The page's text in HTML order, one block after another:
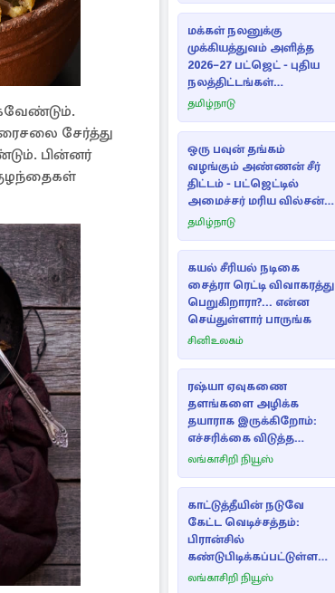
சேர்த்து
பின்னர்
மக்கள் நலனுக்கு
முக்கியத்துவம் அளித்த
2026–27 பட்ஜெட் - புதிய
நலத்திட்டங்கள்
என்னென்ன?
தமிழ்நாடு
ஒரு பவுன் தங்கம்
வழங்கும் அண்ணன் சீர்
திட்டம் - பட்ஜெட்டில்
அமைச்சர் மரிய வில்சன்
அறிவிப்பு!
தமிழ்நாடு
கயல் சீரியல் நடிகை
சைத்ரா ரெட்டி விவாகரத்து
பெறுகிறாரா?... என்ன
செய்துள்ளார் பாருங்க
சினிஉலகம்
ரஷ்யா ஏவுகணை
தளங்களை அழிக்க
தயாராக இருக்கிறோம்:
எச்சரிக்கை விடுத்த
ஜெலென்ஸ்கி
லங்காசிறி நியூஸ்
காட்டுத்தீயின் நடுவே
கேட்ட வெடிச்சத்தம்:
பிரான்சில்
கண்டுபிடிக்கப்பட்டுள்ள
வெடிகுண்டுகள்
லங்காசிறி நியூஸ்